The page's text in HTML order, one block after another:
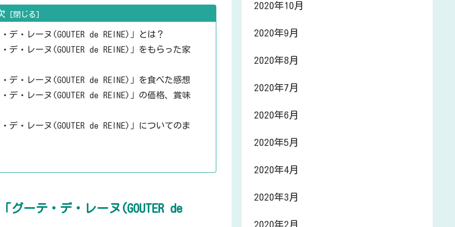
デ・レーヌ(GOUTER de REINE)」とは？
デ・レーヌ(GOUTER de REINE)」をもらった家
デ・レーヌ(GOUTER de REINE)」を食べた感想
デ・レーヌ(GOUTER de REINE)」の価格、賞味
デ・レーヌ(GOUTER de REINE)」についてのま
ーテ・デ・レーヌ(GOUTER de
2020年10月
2020年9月
2020年8月
2020年7月
2020年6月
2020年5月
2020年4月
2020年3月
2020年2月